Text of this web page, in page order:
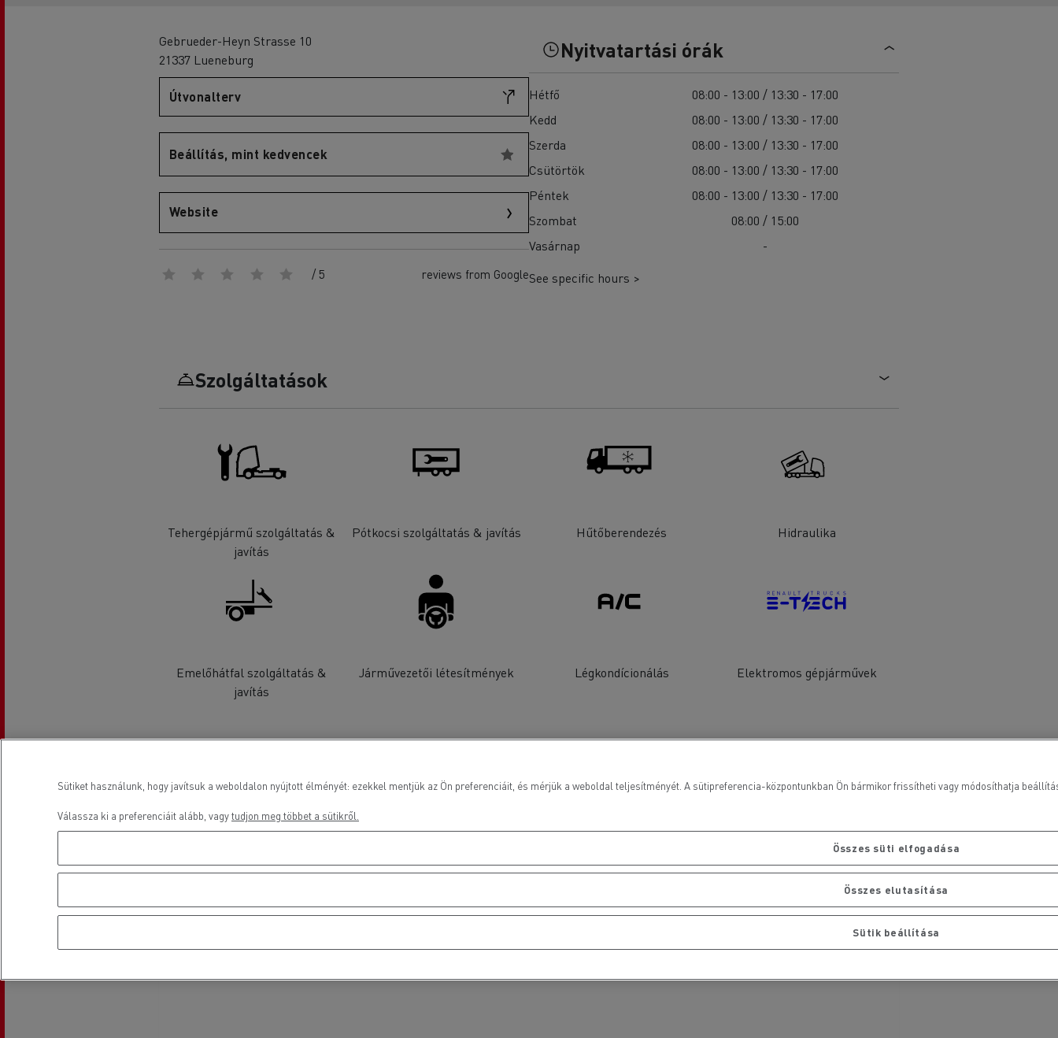
Az Ön szállításaihoz
Szakemberek számára
T Robust
Ellenőrizze a rendelkezésre álló teherautókat a
Használt teherautók weboldalán
Gebrueder-Heyn Strasse 10
21337 Lueneburg
Útvonalterv
Beállítás, mint kedvencek
Website
/ 5 reviews from Google
Nyitvatartási órák
Hétfő
08:00 - 13:00 / 13:30 - 17:00
Kedd
08:00 - 13:00 / 13:30 - 17:00
Szerda
08:00 - 13:00 / 13:30 - 17:00
Csütörtök
08:00 - 13:00 / 13:30 - 17:00
Péntek
08:00 - 13:00 / 13:30 - 17:00
Szombat
08:00 / 15:00
Vasárnap
-
See specific hours >
Szolgáltatások
Tehergépjármű szolgáltatás &
javítás
Pótkocsi szolgáltatás & javítás Hűtőberendezés Hidraulika
Emelőhátfal szolgáltatás &
javítás
Járművezetői létesítmények Légkondícionálás Elektromos gépjárművek
Sütiket használunk, hogy javítsuk a weboldalon nyújtott élményét: ezekkel mentjük az Ön preferenciáit, és mérjük a weboldal teljesítményét. A sütipreferencia-központunkban Ön bármikor frissítheti vagy módosíthatja
Válassza ki a preferenciáit alább, vagytudjon meg többet a sütikről.
Összes süti elfogadása
Összes elutasítása
Sütik beállítása